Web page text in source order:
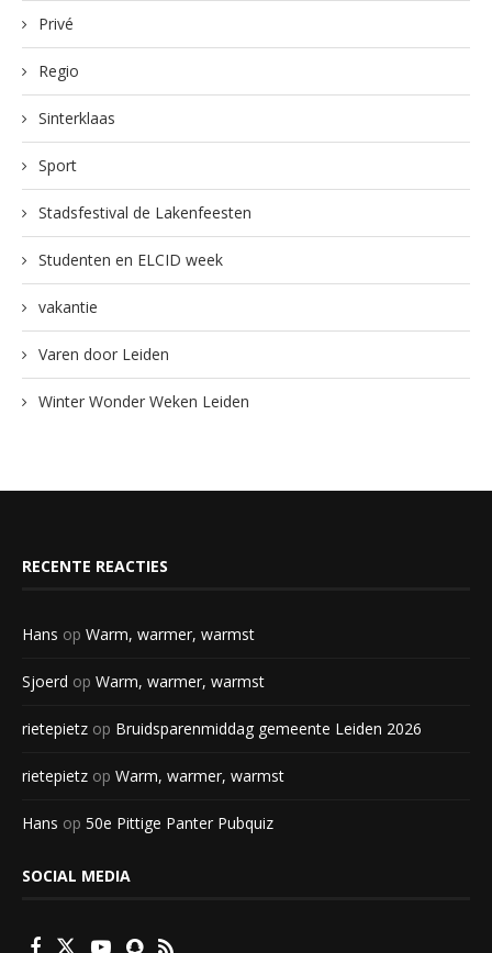
Privé
Regio
Sinterklaas
Sport
Stadsfestival de Lakenfeesten
Studenten en ELCID week
vakantie
Varen door Leiden
Winter Wonder Weken Leiden
RECENTE REACTIES
Hans op Warm, warmer, warmst
Sjoerd op Warm, warmer, warmst
rietepietz op Bruidsparenmiddag gemeente Leiden 2026
rietepietz op Warm, warmer, warmst
Hans op 50e Pittige Panter Pubquiz
SOCIAL MEDIA